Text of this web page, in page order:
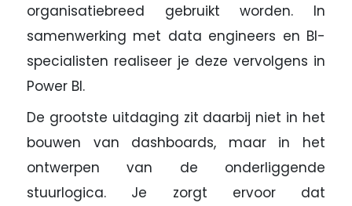
organisatiebreed gebruikt worden. In
samenwerking met data engineers en BI-
specialisten realiseer je deze vervolgens in
Power BI.
De grootste uitdaging zit daarbij niet in het
bouwen van dashboards, maar in het
ontwerpen van de onderliggende
stuurlogica. Je zorgt ervoor dat